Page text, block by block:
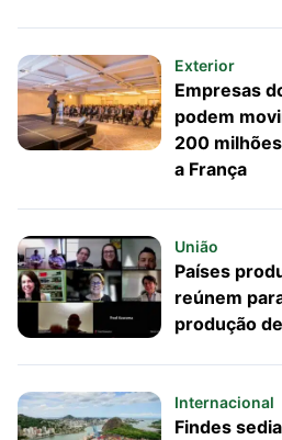
Exterior
Empresas
podem
200
a França
União
Países
reúnem
produção
Internacional
Findes